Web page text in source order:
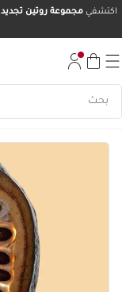
اكتشفيمجموعة روتين تجديد